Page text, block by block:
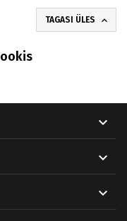
TAGASI ÜLES 


